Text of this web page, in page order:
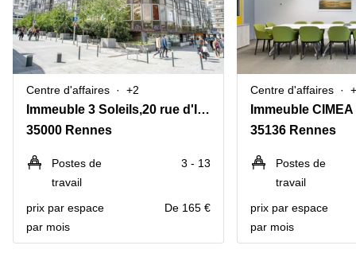
Centre d'affaires +2
Immeuble 3 Soleils,20 rue d'Isly
35000 Rennes
Postes de
travail
3 - 13
prix par espace
par mois
De 165 €
Centre d'affaires
35136 Rennes
Postes de
travail
prix par espace
par mois